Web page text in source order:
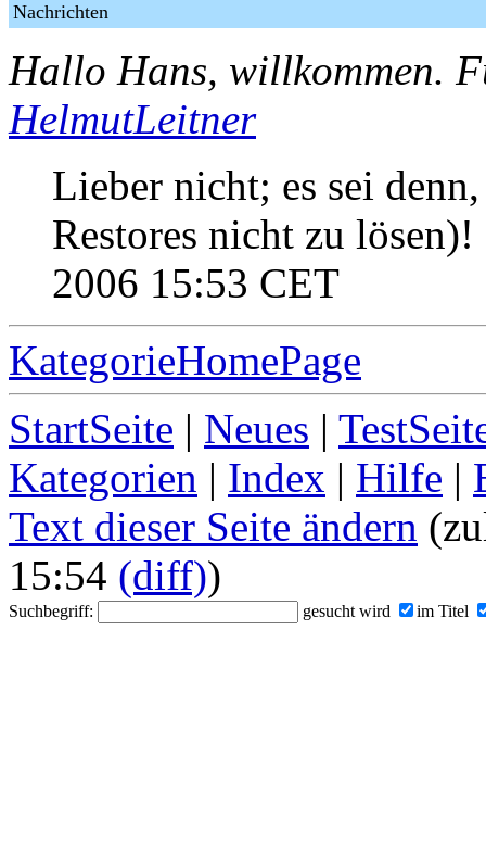
Nachrichten
Hallo Hans, willkommen.
HelmutLeitner
Lieber nicht; es sei
Restores nicht zu
2006 15:53 CET
KategorieHomePage
StartSeite | Neues |
Kategorien | Index | Hilfe |
Text dieser Seite ändern
15:54 (diff))
Suchbegriff: gesucht wird im Titel